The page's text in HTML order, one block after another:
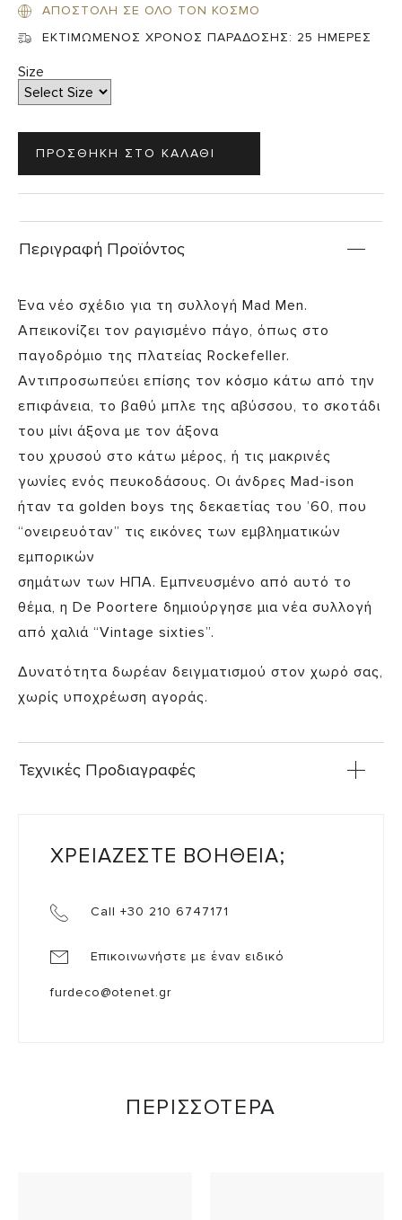
ΑΠΟΣΤΟΛΗ ΣΕ ΟΛΟ ΤΟΝ ΚΟΣΜΟ
ΕΚΤΙΜΩΜΕΝΟΣ ΧΡΟΝΟΣ ΠΑΡΑΔΟΣΗΣ: 25 ΗΜΕΡΕΣ
Size
Περιγραφή Προϊόντος
Ένα νέο σχέδιο για τη συλλογή Mad Men.
Απεικονίζει τον ραγισμένο πάγο, όπως στο
παγοδρόμιο της πλατείας Rockefeller.
Αντιπροσωπεύει επίσης τον κόσμο κάτω από την
επιφάνεια, το βαθύ μπλε της αβύσσου, το σκοτάδι
του μίνι άξονα με τον άξονα
του χρυσού στο κάτω μέρος, ή τις μακρινές
γωνίες ενός πευκοδάσους. Οι άνδρες Mad-ison
ήταν τα golden boys της δεκαετίας του ’60, που
“ονειρευόταν” τις εικόνες των εμβληματικών
εμπορικών
σημάτων των ΗΠΑ. Εμπνευσμένο από αυτό το
θέμα, η De Poortere δημιούργησε μια νέα συλλογή
από χαλιά “Vintage sixties”.
Δυνατότητα δωρέαν δειγματισμού στον χωρό σας,
χωρίς υποχρέωση αγοράς.
Τεχνικές Προδιαγραφές
ΧΡΕΙΑΖΕΣΤΕ ΒΟΗΘΕΙΑ;
Call +30 210 6747171
Επικοινωνήστε με έναν ειδικό
furdeco@otenet.gr
ΠΕΡΙΣΣΟΤΕΡΑ